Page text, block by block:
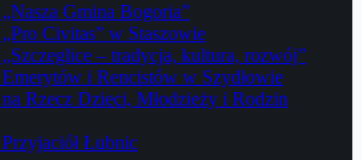
Gmina Bogoria”
Civitas” w Staszowie
– tradycja, kultura, rozwój”
i Rencistów w Szydłowie
Rzecz Dzieci, Młodzieży i Rodzin
Łubnic